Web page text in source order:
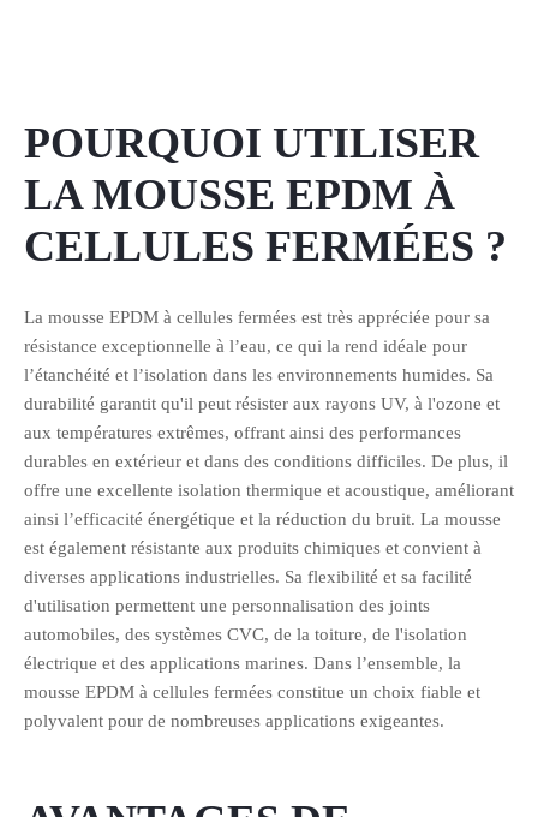
POURQUOI UTILISER
LA MOUSSE EPDM À
CELLULES FERMÉES ?
La mousse EPDM à cellules fermées est très appréciée pour sa
résistance exceptionnelle à l’eau, ce qui la rend idéale pour
l’étanchéité et l’isolation dans les environnements humides. Sa
durabilité garantit qu'il peut résister aux rayons UV, à l'ozone et
aux températures extrêmes, offrant ainsi des performances
durables en extérieur et dans des conditions difficiles. De plus, il
offre une excellente isolation thermique et acoustique, améliorant
ainsi l’efficacité énergétique et la réduction du bruit. La mousse
est également résistante aux produits chimiques et convient à
diverses applications industrielles. Sa flexibilité et sa facilité
d'utilisation permettent une personnalisation des joints
automobiles, des systèmes CVC, de la toiture, de l'isolation
électrique et des applications marines. Dans l’ensemble, la
mousse EPDM à cellules fermées constitue un choix fiable et
polyvalent pour de nombreuses applications exigeantes.